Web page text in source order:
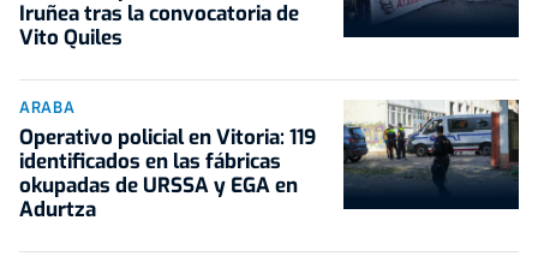
Iruñea tras la convocatoria de
Vito Quiles
ARABA
Operativo policial en Vitoria: 119
identificados en las fábricas
okupadas de URSSA y EGA en
Adurtza